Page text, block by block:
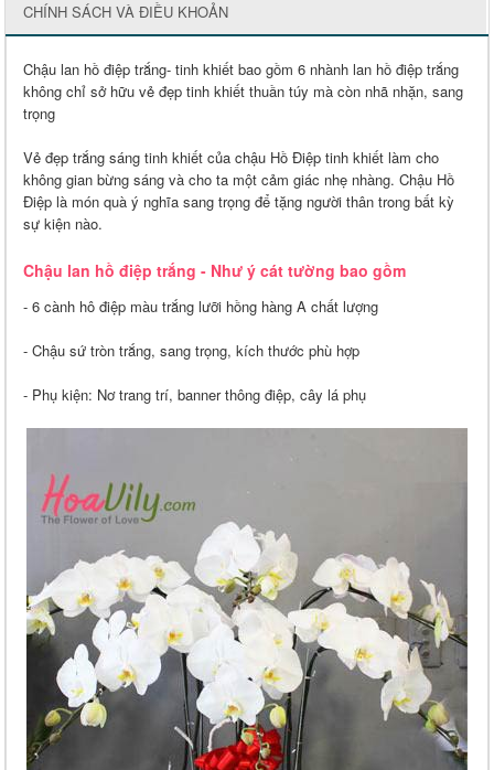
CHÍNH SÁCH VÀ ĐIỀU KHOẢN
Chậu lan hồ điệp trắng- tinh khiết bao gồm 6 nhành lan hồ điệp trắng
không chỉ sở hữu vẻ đẹp tinh khiết thuần túy mà còn nhã nhặn, sang
trọng
Vẻ đẹp trắng sáng tinh khiết của chậu Hồ Điệp tinh khiết làm cho
không gian bừng sáng và cho ta một cảm giác nhẹ nhàng. Chậu Hồ
Điệp là món quà ý nghĩa sang trọng để tặng người thân trong bất kỳ
sự kiện nào.
Chậu lan hồ điệp trắng - Như ý cát tường bao gồm
- 6 cành hô điệp màu trắng lưỡi hồng hàng A chất lượng
- Chậu sứ tròn trắng, sang trọng, kích thước phù hợp
- Phụ kiện: Nơ trang trí, banner thông điệp, cây lá phụ